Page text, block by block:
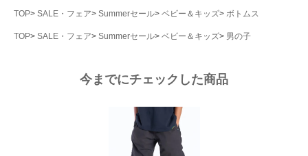
TOP SALE・フェア Summerセール ベビー＆キッズ ボトムス
TOP SALE・フェア Summerセール ベビー＆キッズ 男の子
今までにチェックした商品